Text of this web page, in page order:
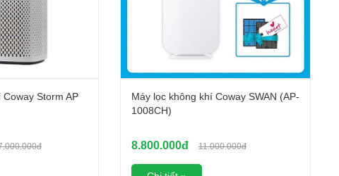
Storm AP
Máy lọc không khí Coway SWAN (AP-
1008CH)
8.800.000đ 11.000.000đ